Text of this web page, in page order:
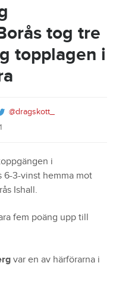
tog tre
topplagen i
@dragskott_
i
6-3-vinst hemma mot
Ishall.
fem poäng upp till
var en av härförarna i